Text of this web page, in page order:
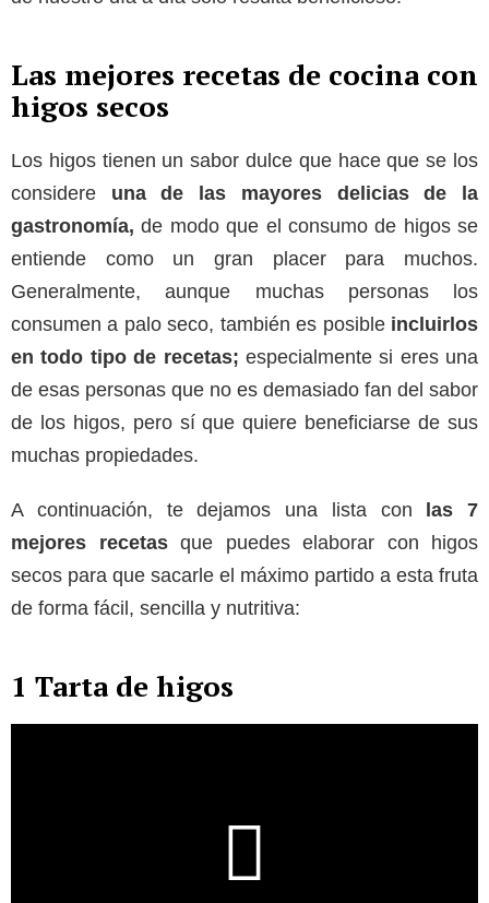
Las mejores recetas de cocina con
higos secos
Los higos tienen un sabor dulce que hace que se los
considere una de las mayores delicias de la
gastronomía, de modo que el consumo de higos se
entiende como un gran placer para muchos.
Generalmente, aunque muchas personas los
consumen a palo seco, también es posibleincluirlos
en todo tipo de recetas; especialmente si eres una
de esas personas que no es demasiado fan del sabor
de los higos, pero sí que quiere beneficiarse de sus
muchas propiedades.
A continuación, te dejamos una lista con las 7
mejores recetas que puedes elaborar con higos
secos para que sacarle el máximo partido a esta fruta
de forma fácil, sencilla y nutritiva:
1 Tarta de higos